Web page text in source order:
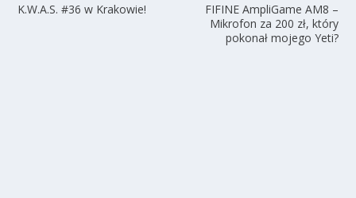
K.W.A.S. #36 w Krakowie!
FIFINE AmpliGame AM8 –
Mikrofon za 200 zł, który
pokonał mojego Yeti?